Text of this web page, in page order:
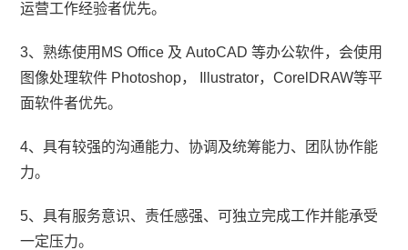
运营工作经验者优先。
3、熟练使用MS Office 及 AutoCAD 等办公软件，会使用
图像处理软件 Photoshop， Illustrator，CorelDRAW等平
面软件者优先。
4、具有较强的沟通能力、协调及统筹能力、团队协作能
力。
5、具有服务意识、责任感强、可独立完成工作并能承受
一定压力。